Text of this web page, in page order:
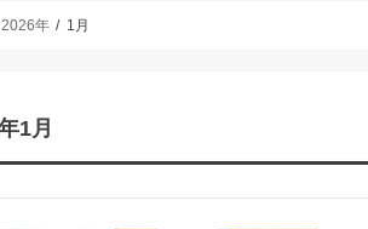
2026年 1月
1月